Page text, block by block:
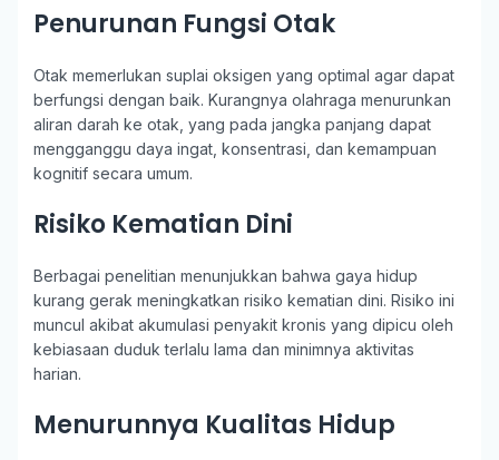
Penurunan Fungsi Otak
Otak memerlukan suplai oksigen yang optimal agar dapat
berfungsi dengan baik. Kurangnya olahraga menurunkan
aliran darah ke otak, yang pada jangka panjang dapat
mengganggu daya ingat, konsentrasi, dan kemampuan
kognitif secara umum.
Risiko Kematian Dini
Berbagai penelitian menunjukkan bahwa gaya hidup
kurang gerak meningkatkan risiko kematian dini. Risiko ini
muncul akibat akumulasi penyakit kronis yang dipicu oleh
kebiasaan duduk terlalu lama dan minimnya aktivitas
harian.
Menurunnya Kualitas Hidup